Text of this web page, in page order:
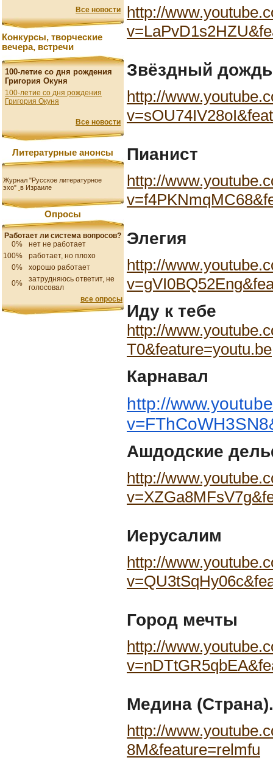
Все новости
Конкурсы, творческие
вечера, встречи
100-летие со дня рождения
Григория Окуня
100-летие со дня рождения
Григория Окуня
Все новости
Литературные анонсы
Журнал "Русское литературное
эхо" в Израиле
Опросы
Работает ли система вопросов?
0%
нет не работает
100%
работает, но плохо
0%
хорошо работает
0%
затрудняюсь ответит, не
голосовал
все опросы
http://
Звёздный дождь
http://
Пианист
http://
Элегия
http://
Иду к тебе
http://
T0&feature=youtu.be
Карнавал
http://
Ашдодские
http://
Иерусалим
http://
Город мечты
http://
Медина
http://
8M&feature=relmfu